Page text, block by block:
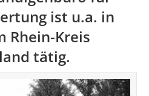
ist u.a. in
Rhein-Kreis
tätig.